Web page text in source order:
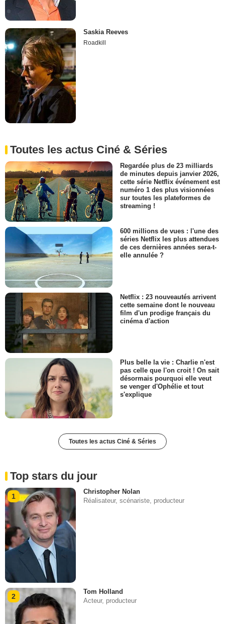
Saskia Reeves
Roadkill
Toutes les actus Ciné & Séries
Regardée plus de 23 milliards
de minutes depuis janvier 2026,
cette série Netflix événement est
numéro 1 des plus visionnées
sur toutes les plateformes de
streaming !
600 millions de vues : l'une des
séries Netflix les plus attendues
de ces dernières années sera-t-
elle annulée ?
Netflix : 23 nouveautés arrivent
cette semaine dont le nouveau
film d'un prodige français du
cinéma d'action
Plus belle la vie : Charlie n'est
pas celle que l'on croit ! On sait
désormais pourquoi elle veut
se venger d'Ophélie et tout
s'explique
Toutes les actus Ciné & Séries
Top stars du jour
1
Christopher Nolan
Réalisateur, scénariste, producteur
2
Tom Holland
Acteur, producteur